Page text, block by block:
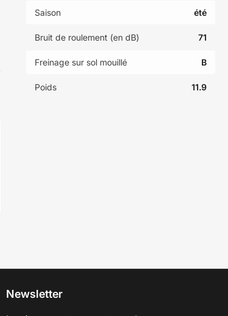
Saison été
Bruit de roulement (en dB) 71
Freinage sur sol mouillé B
Poids 11.9
Newsletter